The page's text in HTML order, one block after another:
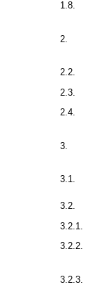
1.8.
2.
2.2.
2.3.
2.4.
3.
3.1.
3.2.
3.2.1.
3.2.2.
3.2.3.